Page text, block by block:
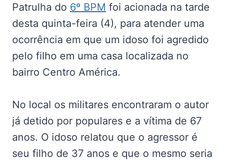
Patrulha do 6º BPM foi acionada na tarde
desta quinta-feira (4), para atender uma
ocorrência em que um idoso foi agredido
pelo filho em uma casa localizada no
bairro Centro América.
No local os militares encontraram o autor
já detido por populares e a vítima de 67
anos. O idoso relatou que o agressor é
seu filho de 37 anos e que o mesmo seria